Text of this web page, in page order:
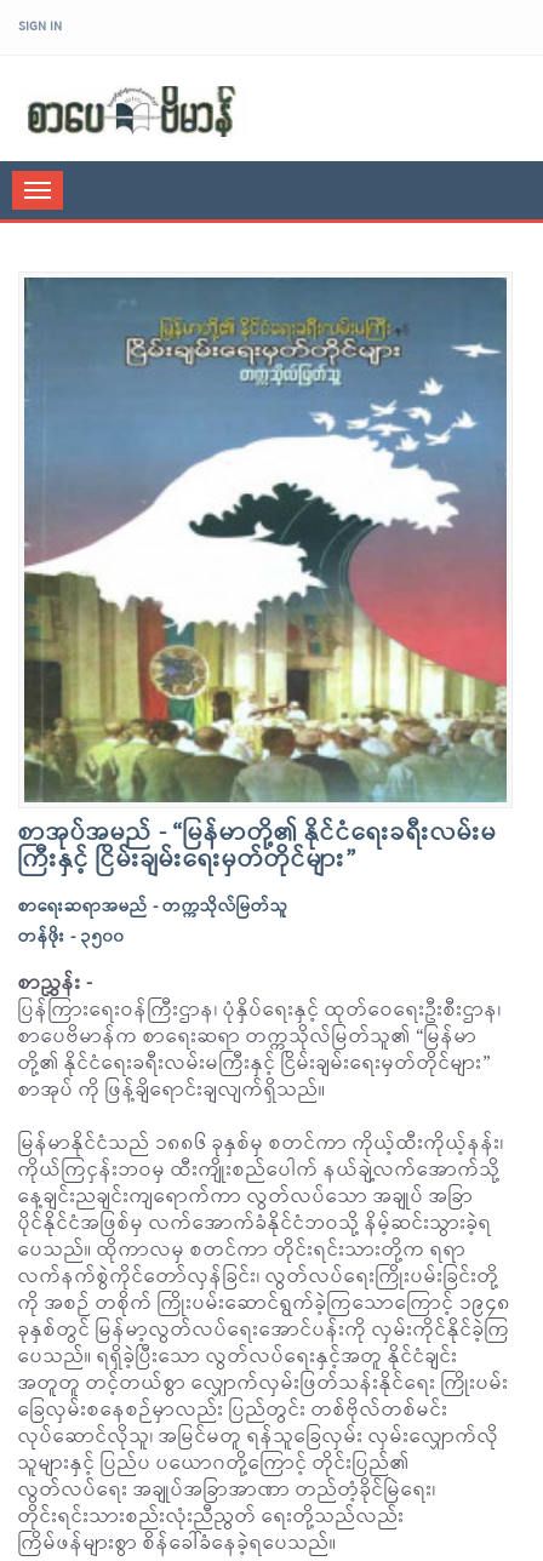
SIGN IN
Toggle
navigation
စာအုပ်အမည် - “မြန်မာတို့၏ နိုင်ငံရေးခရီးလမ်းမ
ကြီးနှင့် ငြိမ်းချမ်းရေးမှတ်တိုင်များ”
စာရေးဆရာအမည် - တက္ကသိုလ်မြတ်သူ
တန်ဖိုး - ၃၅၀၀
စာညွှန်း -
ပြန်ကြားရေးဝန်ကြီးဌာန၊ ပုံနှိပ်ရေးနှင့် ထုတ်ဝေရေးဦးစီးဌာန၊
စာပေဗိမာန်က စာရေးဆရာ တက္ကသိုလ်မြတ်သူ၏ “မြန်မာ
တို့၏ နိုင်ငံရေးခရီးလမ်းမကြီးနှင့် ငြိမ်းချမ်းရေးမှတ်တိုင်များ”
စာအုပ် ကို ဖြန့်ချိရောင်းချလျက်ရှိသည်။
မြန်မာနိုင်ငံသည် ၁၈၈၆ ခုနှစ်မှ စတင်ကာ ကိုယ့်ထီးကိုယ့်နန်း၊
ကိုယ်ကြငှန်းဘဝမှ ထီးကျိုးစည်ပေါက် နယ်ချဲ့လက်အောက်သို့
နေ့ချင်းညချင်းကျရောက်ကာ လွတ်လပ်သော အချုပ် အခြာ
ပိုင်နိုင်ငံအဖြစ်မှ လက်အောက်ခံနိုင်ငံဘဝသို့ နိမ့်ဆင်းသွားခဲ့ရ
ပေသည်။ ထိုကာလမှ စတင်ကာ တိုင်းရင်းသားတို့က ရရာ
လက်နက်စွဲကိုင်တော်လှန်ခြင်း၊ လွတ်လပ်ရေးကြိုးပမ်းခြင်းတို့
ကို အစဉ် တစိုက် ကြိုးပမ်းဆောင်ရွက်ခဲ့ကြသောကြောင့် ၁၉၄၈
ခုနှစ်တွင် မြန်မာ့လွတ်လပ်ရေးအောင်ပန်းကို လှမ်းကိုင်နိုင်ခဲ့ကြ
ပေသည်။ ရရှိခဲ့ပြီးသော လွတ်လပ်ရေးနှင့်အတူ နိုင်ငံချင်း
အတူတူ တင့်တယ်စွာ လျှောက်လှမ်းဖြတ်သန်းနိုင်ရေး ကြိုးပမ်း
ခြေလှမ်းစနေစဉ်မှာလည်း ပြည်တွင်း တစ်ဗိုလ်တစ်မင်း
လုပ်ဆောင်လိုသူ၊ အမြင်မတူ ရန်သူခြေလှမ်း လှမ်းလျှောက်လို
သူများနှင့် ပြည်ပ ပယောဂတို့ကြောင့် တိုင်းပြည်၏
လွတ်လပ်ရေး အချုပ်အခြာအာဏာ တည်တံ့ခိုင်မြဲရေး၊
တိုင်းရင်းသားစည်းလုံးညီညွတ် ရေးတို့သည်လည်း
ကြိမ်ဖန်များစွာ စိန်ခေါ်ခံနေခဲ့ရပေသည်။